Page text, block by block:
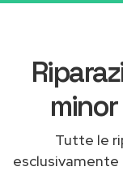
Tutte le
esclusivamente